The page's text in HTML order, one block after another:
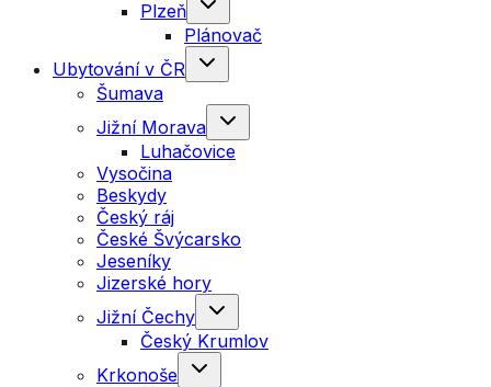
Plzeň
Plánovač
Ubytování v ČR
Šumava
Jižní Morava
Luhačovice
Vysočina
Beskydy
Český ráj
České Švýcarsko
Jeseníky
Jizerské hory
Jižní Čechy
Český Krumlov
Krkonoše